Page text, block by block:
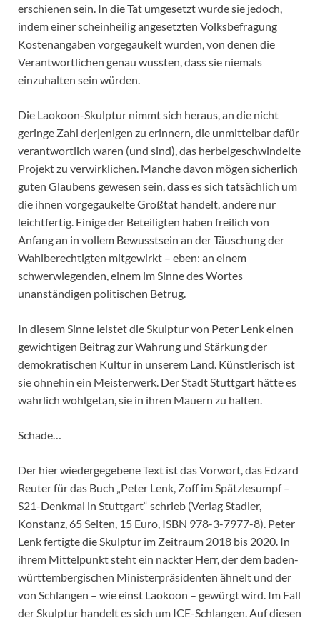
erschienen sein. In die Tat umgesetzt wurde sie jedoch,
indem einer scheinheilig angesetzten Volksbefragung
Kostenangaben vorgegaukelt wurden, von denen die
Verantwortlichen genau wussten, dass sie niemals
einzuhalten sein würden.
Die Laokoon-Skulptur nimmt sich heraus, an die nicht
geringe Zahl derjenigen zu erinnern, die unmittelbar dafür
verantwortlich waren (und sind), das herbeigeschwindelte
Projekt zu verwirklichen. Manche davon mögen sicherlich
guten Glaubens gewesen sein, dass es sich tatsächlich um
die ihnen vorgegaukelte Großtat handelt, andere nur
leichtfertig. Einige der Beteiligten haben freilich von
Anfang an in vollem Bewusstsein an der Täuschung der
Wahlberechtigten mitgewirkt – eben: an einem
schwerwiegenden, einem im Sinne des Wortes
unanständigen politischen Betrug.
In diesem Sinne leistet die Skulptur von Peter Lenk einen
gewichtigen Beitrag zur Wahrung und Stärkung der
demokratischen Kultur in unserem Land. Künstlerisch ist
sie ohnehin ein Meisterwerk. Der Stadt Stuttgart hätte es
wahrlich wohlgetan, sie in ihren Mauern zu halten.
Schade…
Der hier wiedergegebene Text ist das Vorwort, das Edzard
Reuter für das Buch „Peter Lenk, Zoff im Spätzlesumpf –
S21-Denkmal in Stuttgart“ schrieb (Verlag Stadler,
Konstanz, 65 Seiten, 15 Euro, ISBN 978-3-7977-8). Peter
Lenk fertigte die Skulptur im Zeitraum 2018 bis 2020. In
ihrem Mittelpunkt steht ein nackter Herr, der dem baden-
württembergischen Ministerpräsidenten ähnelt und der
von Schlangen – wie einst Laokoon – gewürgt wird. Im Fall
der Skulptur handelt es sich um ICE-Schlangen. Auf diesen